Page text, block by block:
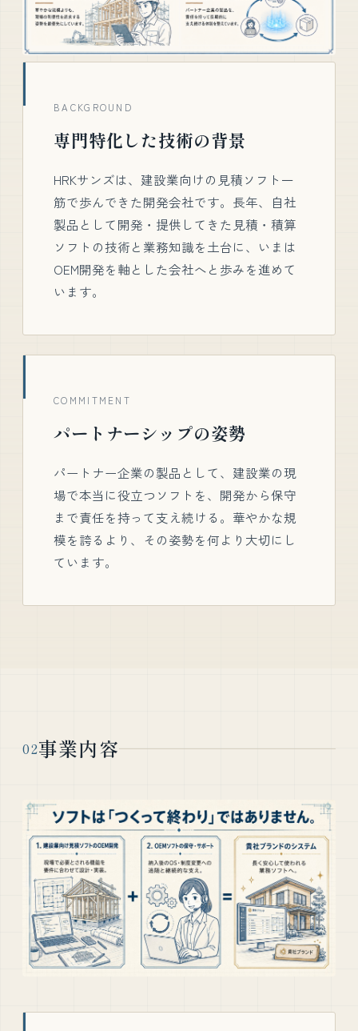
BACKGROUND
専門特化した技術の背景
HRKサンズは、建設業向けの見積ソフト一
筋で歩んできた開発会社です。長年、自社
製品として開発・提供してきた見積・積算
ソフトの技術と業務知識を土台に、いまは
OEM開発を軸とした会社へと歩みを進めて
います。
COMMITMENT
パートナーシップの姿勢
パートナー企業の製品として、建設業の現
場で本当に役立つソフトを、開発から保守
まで責任を持って支え続ける。華やかな規
模を誇るより、その姿勢を何より大切にし
ています。
02事業内容